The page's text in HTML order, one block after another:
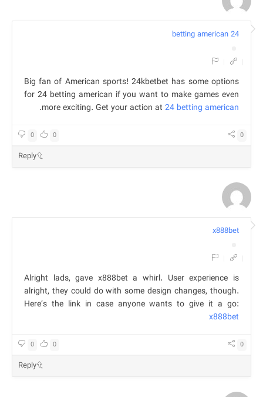
24 betting american
Big fan of American sports! 24kbetbet has some options
for 24 betting american if you want to make games even
more exciting. Get your action at 24 betting american
.
0
0 0
Reply
x888bet
Alright lads, gave x888bet a whirl. User experience is
alright, they could do with some design changes, though.
Here’s the link in case anyone wants to give it a go:
x888bet
0
0 0
Reply